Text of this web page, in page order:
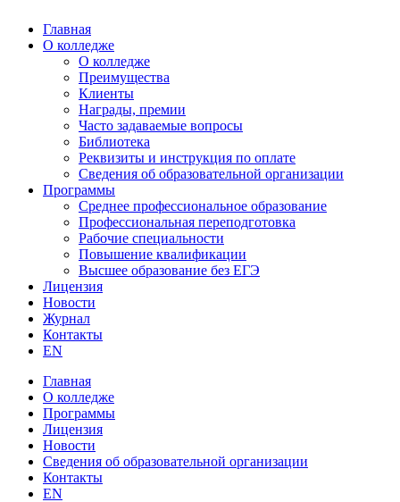
Главная
О колледже
О колледже
Преимущества
Клиенты
Награды, премии
Часто задаваемые вопросы
Библиотека
Реквизиты и инструкция по оплате
Сведения об образовательной организации
Программы
Среднее профессиональное образование
Профессиональная переподготовка
Рабочие специальности
Повышение квалификации
Высшее образование без ЕГЭ
Лицензия
Новости
Журнал
Контакты
EN
Главная
О колледже
Программы
Лицензия
Новости
Сведения об образовательной организации
Контакты
EN